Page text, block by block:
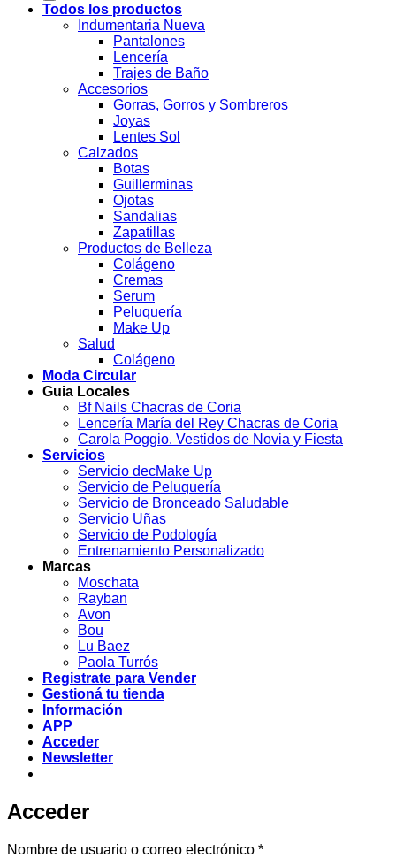
Todos los productos
Indumentaria Nueva
Pantalones
Lencería
Trajes de Baño
Accesorios
Gorras, Gorros y Sombreros
Joyas
Lentes Sol
Calzados
Botas
Guillerminas
Ojotas
Sandalias
Zapatillas
Productos de Belleza
Colágeno
Cremas
Serum
Peluquería
Make Up
Salud
Colágeno
Moda Circular
Guia Locales
Bf Nails Chacras de Coria
Lencería María del Rey Chacras de Coria
Carola Poggio. Vestidos de Novia y Fiesta
Servicios
Servicio decMake Up
Servicio de Peluquería
Servicio de Bronceado Saludable
Servicio Uñas
Servicio de Podología
Entrenamiento Personalizado
Marcas
Moschata
Rayban
Avon
Bou
Lu Baez
Paola Turrós
Registrate para Vender
Gestioná tu tienda
Información
APP
Acceder
Newsletter
Acceder
Nombre de usuario o correo electrónico *Obligatorio